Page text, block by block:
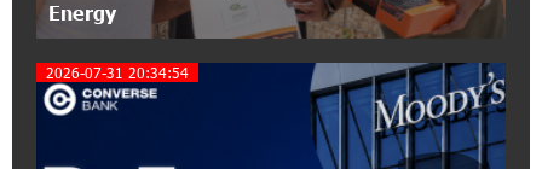
Converse Bank Completes the Placement of
EBRD Bonds
Energy
2026-07-31 20:34:54